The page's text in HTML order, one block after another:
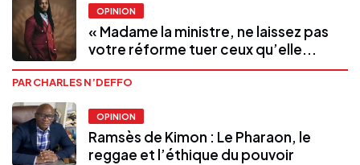
OPINION
« Madame la ministre, ne laissez pas
votre réforme tuer ceux qu’elle...
PAR CHARLES N’DEFFO
OPINION
Ramsès de Kimon : Le Pharaon, le
reggae et l’éthique du pouvoir